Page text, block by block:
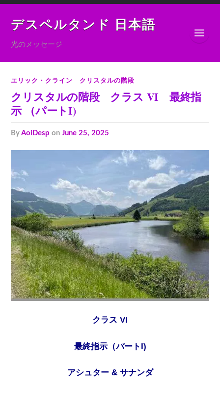
デスペルタンド 日本語
光のメッセージ
エリック・クライン クリスタルの階段
クリスタルの階段 クラス VI 最終指
示 （パートI)
byAoiDesp onJune 25, 2025
クラス VI
最終指示（パートI)
アシュター & サナンダ